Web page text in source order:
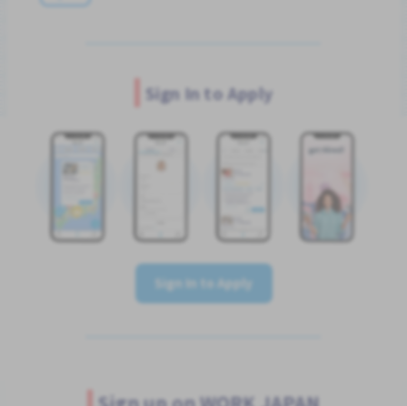
Sign In to Apply
Sign In to Apply